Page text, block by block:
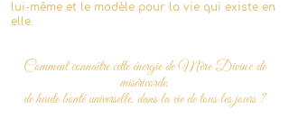
lui-même et le modèle pour la vie qui existe en
elle.
Comment connaître cette énergie deMère Divinede
miséricorde,
de haute bonté universelle, dans la vie de tous les jours ?